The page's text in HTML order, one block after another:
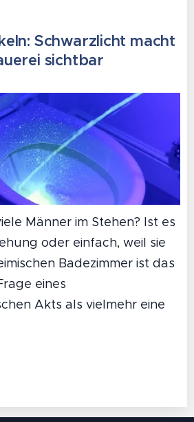
Schwarzlicht macht
sichtbar
Männer im Stehen? Ist es
oder einfach, weil sie
Badezimmer ist das
eines
Akts als vielmehr eine